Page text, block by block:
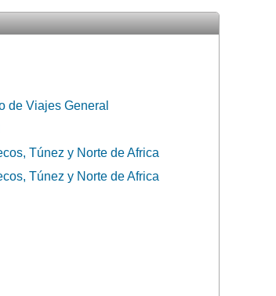
de Viajes General
Túnez y Norte de Africa
Túnez y Norte de Africa